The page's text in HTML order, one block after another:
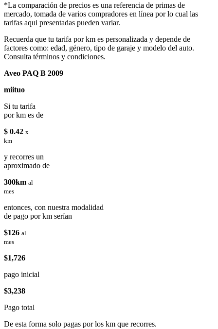
*La comparación de precios es una referencia de primas de
mercado, tomada de varios compradores en línea por lo cual las
tarifas aqui presentadas pueden variar.
Recuerda que tu tarifa por km es personalizada y depende de
factores como: edad, género, tipo de garaje y modelo del auto.
Consulta términos y condiciones.
Aveo PAQ B 2009
miituo
Si tu tarifa
por km es de
$ 0.42 x
km
y recorres un
aproximado de
300km al
mes
entonces, con nuestra modalidad
de pago por km serían
$126 al
mes
$1,726
pago inicial
$3,238
Pago total
De esta forma solo pagas por los km que recorres.